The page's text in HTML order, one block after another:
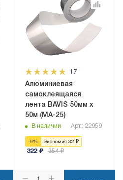
17
Алюминиевая
самоклеящаяся
лента BAVIS 50мм x
50м (МА-25)
В наличии Арт.: 22959
-9 % Экономия 32 ₽
322₽ 354₽